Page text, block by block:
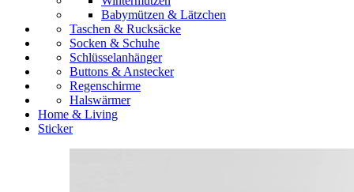
Babymützen & Lätzchen
Taschen & Rucksäcke
Socken & Schuhe
Schlüsselanhänger
Buttons & Anstecker
Regenschirme
Halswärmer
Home & Living
Sticker